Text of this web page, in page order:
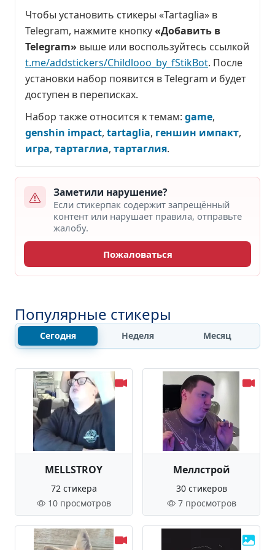
Чтобы установить стикеры «Tartaglia» в
Telegram, нажмите кнопку«Добавить в
Telegram» выше или воспользуйтесь ссылкой
t.me/addstickers/Childlooo_by_fStikBot. После
установки набор появится в Telegram и будет
доступен в переписках.
Набор также относится к темам: game,
genshin impact, tartaglia, геншин импакт,
игра, тартаглиа, тартаглия.
Заметили нарушение?
Если стикерпак содержит запрещённый
контент или нарушает правила, отправьте
жалобу.
Пожаловаться
Популярные стикеры
Сегодня Неделя Месяц
MELLSTROY
72 стикера
10 просмотров
Меллстрой
30 стикеров
7 просмотров